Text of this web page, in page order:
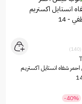
(140)
شفاه انستايل اكستريم
-40%